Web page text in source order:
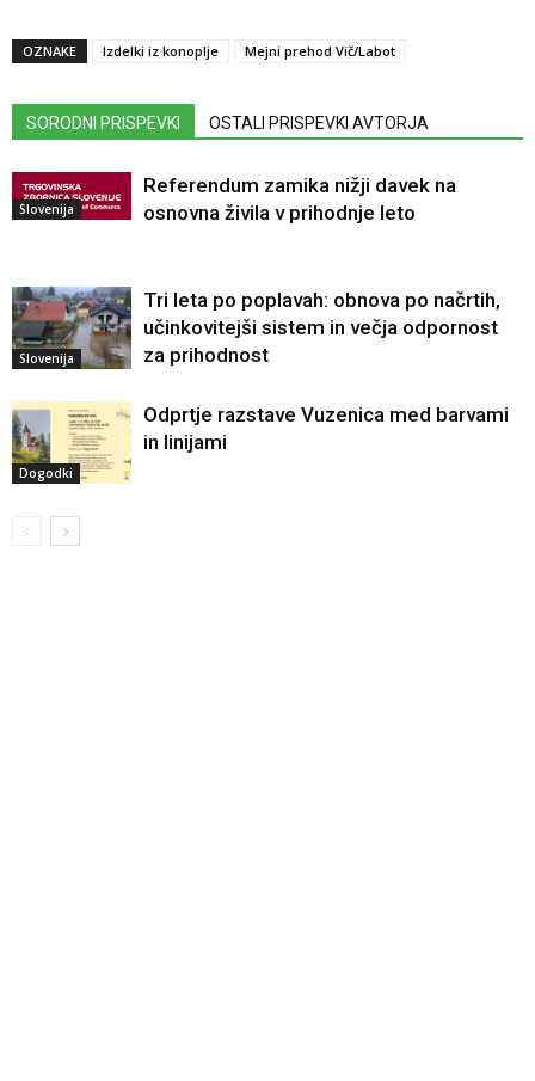
OZNAKE Izdelki iz konoplje Mejni prehod Vič/Labot
SORODNI PRISPEVKI OSTALI PRISPEVKI AVTORJA
Slovenija
Referendum zamika nižji davek na
osnovna živila v prihodnje leto
Slovenija
Tri leta po poplavah: obnova po načrtih,
učinkovitejši sistem in večja odpornost
za prihodnost
Dogodki
Odprtje razstave Vuzenica med barvami
in linijami